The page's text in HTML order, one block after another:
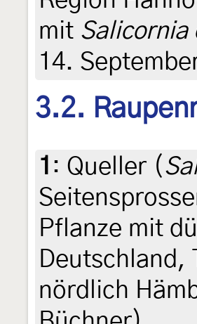
mit Salicornia
14.
3.2.
1 : Queller (
Pflanze mit
Deutschland,
nördlich